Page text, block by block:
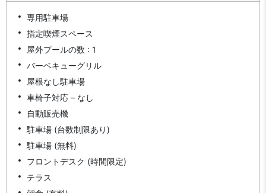
専用駐車場
指定喫煙スペース
屋外プールの数 : 1
バーベキューグリル
屋根なし駐車場
車椅子対応 – なし
自動販売機
駐車場 (台数制限あり)
駐車場 (無料)
フロントデスク (時間限定)
テラス